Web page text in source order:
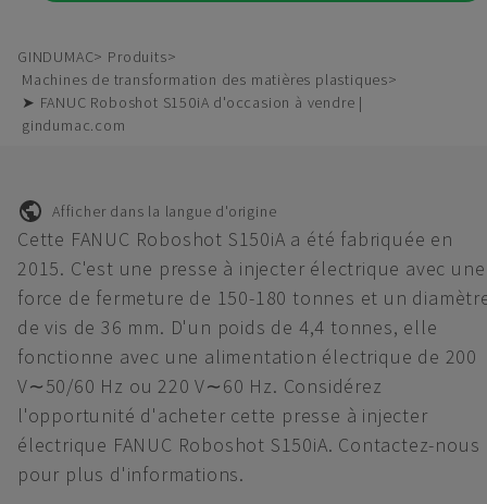
GINDUMAC
Produits
Machines de transformation des matières plastiques
➤ FANUC Roboshot S150iA d'occasion à vendre |
gindumac.com
Afficher dans la langue d'origine
Cette FANUC Roboshot S150iA a été fabriquée en
2015. C'est une presse à injecter électrique avec une
force de fermeture de 150-180 tonnes et un
de vis de 36 mm. D'un poids de 4,4 tonnes, elle
fonctionne avec une alimentation électrique de 200
V∼50/60 Hz ou 220 V∼60 Hz. Considérez
l'opportunité d'acheter cette presse à injecter
électrique FANUC Roboshot S150iA. Contactez-nous
pour plus d'informations.